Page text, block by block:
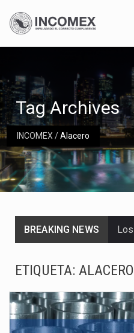
INCOMEX/Alacero
Tag Archives
BREAKING NEWS
ETIQUETA: ALACERO